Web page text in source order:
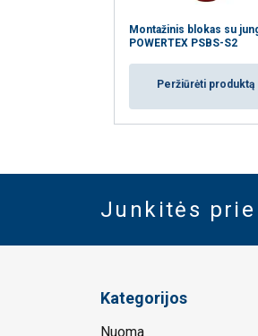
Montažinis blokas su
POWERTEX PSBS-S2
Peržiūrėti produktą
Junkitės prie
Kategorijos
Nuoma